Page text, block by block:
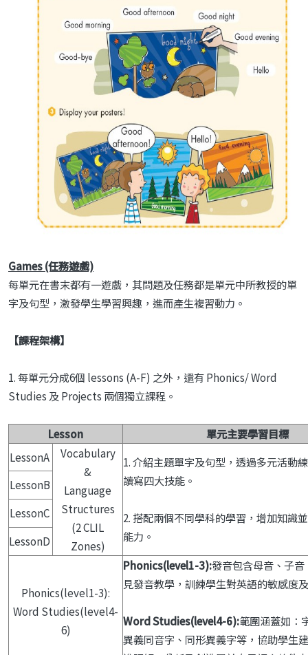
Games (任務遊戲)
每單元在書末都有一遊戲，其問題及任務都是單元中所教授的單
字及句型，激發學生學習興趣，進而產生複習動力。
【課程架構】
1. 每單元分成6個 lessons (A-F) 之外，還有 Phonics/ Word
Studies 及 Projects 兩個獨立課程。
Lesson
單元主要學習目標
LessonA
Vocabulary
&
Language
Structures
(2 CLIL
Zones)
1. 介紹主題單字及句型，透過多元活動
讀寫四大技能。
2. 搭配兩個不同學科的學習，增加知識
能力。
LessonB
LessonC
LessonD
Phonics(level1-3):
Word Studies(level4-
6)
Phonics(level1-3):發音包含母音、子
見發音教學，訓練學生對英語的敏感度
Word Studies(level4-6):範圍涵蓋如：
異義同音字、同形異義字等，協助學生